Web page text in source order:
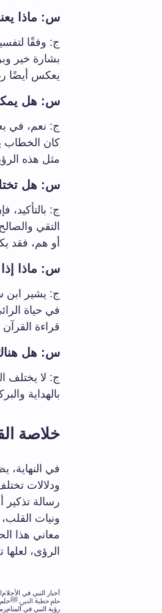
س: ماذا
ج: وفقًا
بشارة خير
يعكس أيضًا
س: هل يمكن
ج: نعم، في
كان الخطاب
مثل هذه
س: هل
ج:
التقي
أو هم، فقد
س: ماذا إذا
ج: يشير ابن
في حياة
قراءة
س: هل
ج: لا يختلف
بالهداية
خلاصة
في
ودلالات
رسالة تذكير
ونيات
معاني هذا
الرؤى،
أخبار النبي في الأحلام
حلم خطبة النبي ﷺ
رؤية النبي في المنام